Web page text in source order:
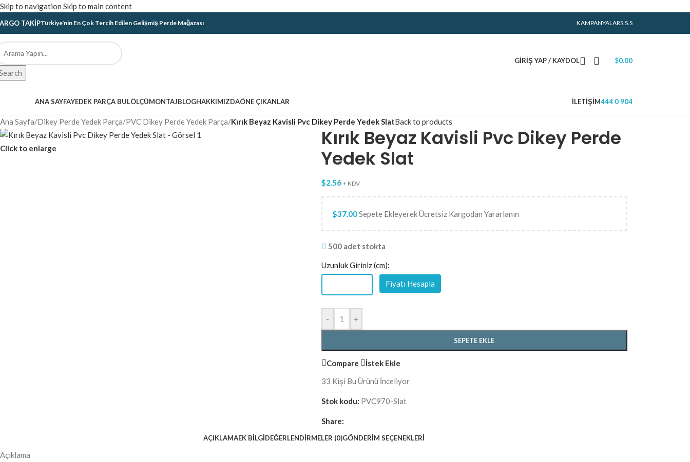
Skip to navigation Skip to main content
TAKIPTürkiye'nin En Çok Tercih Edilen Gelişmiş Perde Mağazası KAMPANYALARS.S.S
GIRIŞ YAP / KAYDOL $0.00
ANA SAYFAYEDEK PARÇA BULÖLÇÜMONTAJBLOGHAKKIMIZDAÖNE ÇIKANLAR İLETIŞIM444 0 904
Ana Sayfa/Dikey Perde Yedek Parça/PVC Dikey Perde Yedek Parça/Kırık Beyaz Kavisli Pvc Dikey Perde Yedek SlatBack to products
Click to enlarge
Kırık Beyaz Kavisli Pvc Dikey Perde
Yedek Slat
$2.56 + KDV
$37.00Sepete Ekleyerek Ücretsiz Kargodan Yararlanın
500 adet stokta
Uzunluk Giriniz (cm):
Fiyatı Hesapla
- +
SEPETE EKLE
Compare
İstek Ekle
33 Kişi Bu Ürünü İnceliyor
Stok kodu: PVC970-Slat
Share:
AÇIKLAMAEK BILGIDEĞERLENDIRMELER (0)GÖNDERIM SEÇENEKLERI
Açıklama